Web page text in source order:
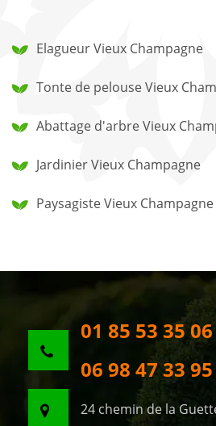
Elagueur Vieux Champagne
Tonte de pelouse Vieux
Abattage d'arbre Vieux
Jardinier Vieux Champagne
Paysagiste Vieux Champagne
01 85 53 35 06
06 98 47 33 95
24 chemin de la